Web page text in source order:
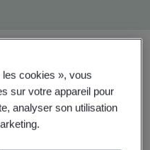
Mise à niveau
cookies », vous
sur votre appareil pour
analyser son utilisation